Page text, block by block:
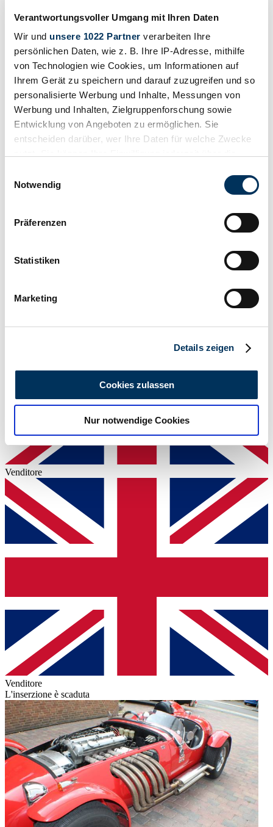
Verantwortungsvoller Umgang mit Ihren Daten
Wir und unsere 1022 Partner verarbeiten Ihre
persönlichen Daten, wie z. B. Ihre IP-Adresse, mithilfe
von Technologien wie Cookies, um Informationen auf
Ihrem Gerät zu speichern und darauf zuzugreifen und so
personalisierte Werbung und Inhalte, Messungen von
Werbung und Inhalten, Zielgruppenforschung sowie
Entwicklung von Angeboten zu ermöglichen. Sie
entscheiden darüber, wer Ihre Daten für welche Zwecke
Trigger Symbol ändern oder widerrufen
Informationen über Ihre geografische Lage
können
bestimmten Merkmalen (Fingerprinting) identifizieren
Erfahren Sie mehr darüber, wie Ihre persönlichen Daten
analysieren. Außerdem geben wir Informationen zu Ihrer
Verwendung unserer Website an unsere Partner für
soziale Medien, Werbung und Analysen weiter. Unsere
Partner führen diese Informationen möglicherweise mit
weiteren Daten zusammen, die Sie ihnen bereitgestellt
haben oder die sie im Rahmen Ihrer Nutzung der Dienste
gesammelt haben.
Notwendig
Präferenzen
Statistiken
Marketing
Details zeigen
Cookies zulassen
Nur notwendige Cookies
Cabriolet (Roadster)
Chilometraggio (lettura)
239 / 325
Venditore
Venditore
L'inserzione è scaduta